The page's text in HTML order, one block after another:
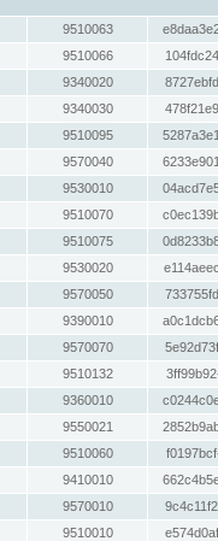
9510063
9510066
9340020
9340030
9510095
9570040
9530010
9510070
9510075
9530020
9570050
9390010
9570070
9510132
9360010
9550021
9510060
9410010
9570010
9510010